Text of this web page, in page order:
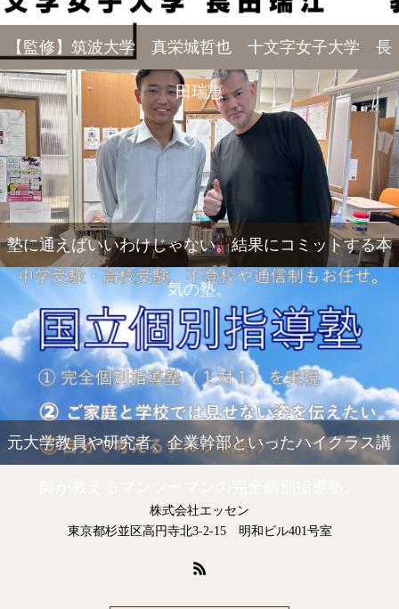
【監修】筑波大学 真栄城哲也 十文字女子大学 長
田瑞恵
塾に通えばいいわけじゃない。結果にコミットする本
気の塾。
元大学教員や研究者、企業幹部といったハイクラス講
株式会社エッセン
東京都杉並区高円寺北3-2-15 明和ビル401号室